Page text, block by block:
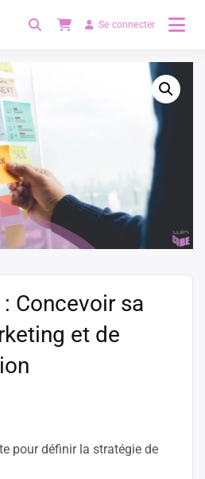
Se former à distanceSe connecter
: Concevoir sa
et de
pour définir la stratégie de